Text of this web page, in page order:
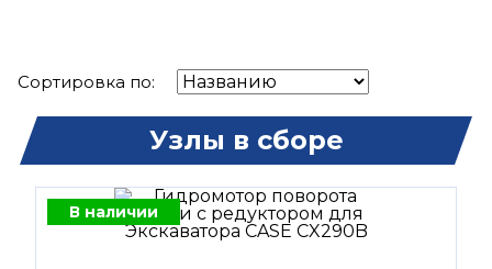
Сортировка по:
Узлы в сборе
В наличии